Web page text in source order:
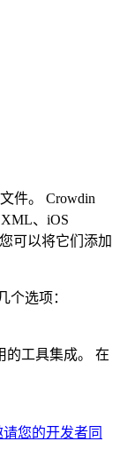
件。 Crowdin
、iOS
可以将它们添加
个选项：
的工具集成。 在
请您的开发者同